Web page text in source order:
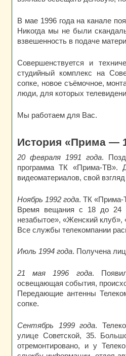
В мае 1996 года на канале
Никогда мы не были
взвешенность в подаче
Совершенствуется и
студийный комплекс на
сопке, новое съёмочное,
люди, для которых
Мы работаем для Вас.
История «Прима —
20 февраля 1991 года.
программа ТК «Прима-ТВ».
видеоматериалов, свой
Ноябрь 1992 года. ТК «Прима-
Время вещания с 18 до 24
незабытое», «Женский
Все службы телекомпании
Июль 1994 года. Получена
21 мая 1996 года.
освещающая события,
Передающие антенны
сопке.
Сентябрь 1999 года.
улице Советской, 35.
отремонтировано, и у